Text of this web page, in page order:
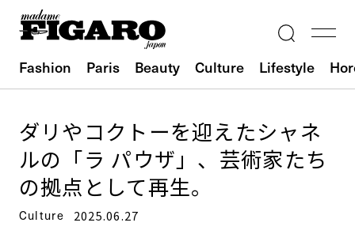
Fashion Paris Beauty Culture Lifestyle
ダリやコクトーを迎えたシャネ
ルの「ラ パウザ」、芸術家たち
の拠点として再生。
Culture 2025.06.27